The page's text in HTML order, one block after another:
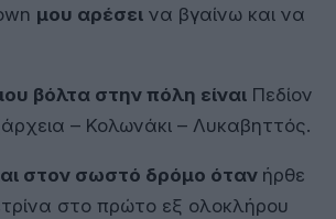
μου αρέσει να βγαίνω και να
βόλτα στην πόλη είναι Πεδίον
– Κολωνάκι – Λυκαβηττός.
στον σωστό δρόμο όταν ήρθε
στο πρώτο εξ ολοκλήρου